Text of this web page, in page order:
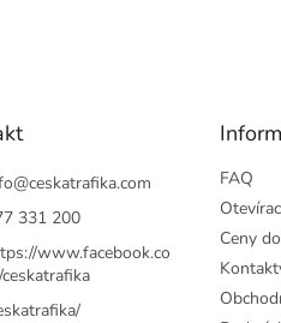
@ceskatrafika.com
331 200
www.facebook.co
FAQ
Ceny